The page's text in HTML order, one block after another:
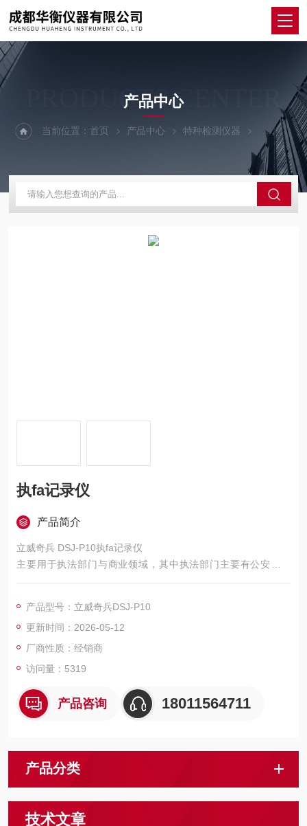
PRODUCTS CENTER
产品中心
当前位置：首页 产品中心 特种检测仪器 巡检记录仪
执fa记录仪
产品简介
立威奇兵 DSJ-P10执fa记录仪
主要用于执法部门与商业领域，其中执法部门主要有公安、交
通、消防、城管、药监、海关、铁路、检察院、法院等；商用领
制造业等。
产品型号：立威奇兵DSJ-P10
更新时间：2026-05-12
厂商性质：经销商
访问量：5319
产品咨询 18011564711
产品分类
技术文章